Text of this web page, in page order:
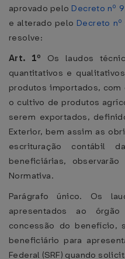
aprovado pelo Decreto nº
e alterado pelo Decreto
resolve:
Art. 1º Os laudos
quantitativos e
produtos importados,
o cultivo de produtos
serem exportados,
Exterior, bem assim as
escrituração contábil
beneficiárias,
Normativa.
Parágrafo único. Os
apresentados ao
concessão do benefício,
beneficiário para
Federal (SRF) quando